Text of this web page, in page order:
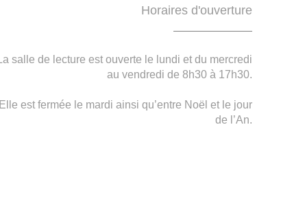
Horaires d'ouverture
La salle de lecture est ouverte le lundi et du mercredi
au vendredi de 8h30 à 17h30.
Elle est fermée le mardi ainsi qu’entre Noël et le jour
de l’An.